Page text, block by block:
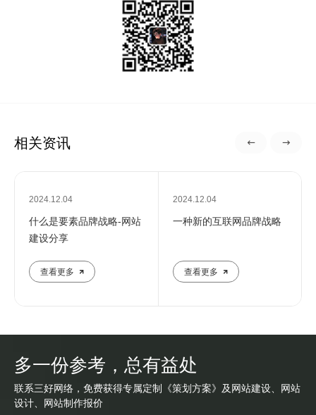
相关资讯
2024.12.04
什么是要素品牌战略-网站
建设分享
查看更多
2024.12.04
一种新的互联网品牌战略
查看更多
多一份参考，总有益处
联系三好网络，免费获得专属定制《策划方案》及网站建设、网站
设计、网站制作报价